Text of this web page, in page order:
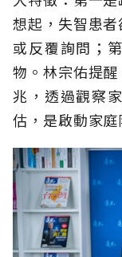
想起，失智患
或反覆詢問；
物。林宗佑提
兆，透過觀察
估，是啟動家庭